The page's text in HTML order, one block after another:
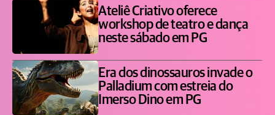
Ateliê Criativo oferece
workshop de teatro e dança
neste sábado em PG
Era dos dinossauros invade o
Palladium com estreia do
Imerso Dino em PG